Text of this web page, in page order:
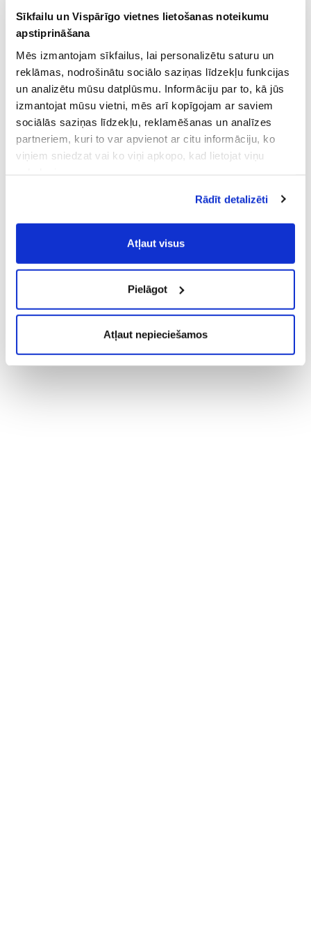
Sīkfailu un Vispārīgo vietnes lietošanas noteikumu
apstiprināšana
Mēs izmantojam sīkfailus, lai personalizētu saturu un
reklāmas, nodrošinātu sociālo saziņas līdzekļu funkcijas
un analizētu mūsu datplūsmu. Informāciju par to, kā jūs
izmantojat mūsu vietni, mēs arī kopīgojam ar saviem
sociālās saziņas līdzekļu, reklamēšanas un analīzes
partneriem, kuri to var apvienot ar citu informāciju, ko
viņiem sniedzat vai ko viņi apkopo, kad lietojat viņu
Vispārīgiem vietnes lietošanas
noteikumiem(saīsināti - VVLN).
Rādīt detalizēti
Atļaut visus
Pielāgot
Atļaut nepieciešamos